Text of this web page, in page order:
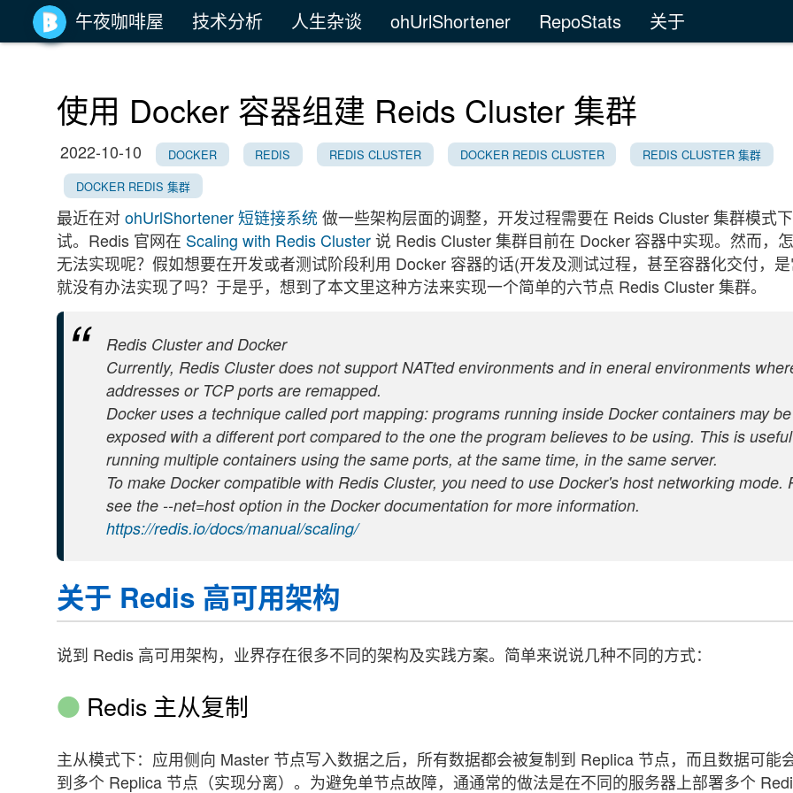
午夜咖啡屋 技术分析 人生杂谈 ohUrlShortener RepoStats 关于
使用 Docker 容器组建 Reids Cluster 集群
2022-10-10 DOCKER REDIS REDIS CLUSTER DOCKER REDIS CLUSTER
REDIS CLUSTER 集群
DOCKER REDIS 集群
最近在对ohUrlShortener 短链接系统做一些架构层面的调整，开发过程需要在 Reids Cluster 集群模式
试。Redis 官网在 Scaling with Redis Cluster说 Redis Cluster 集群目前在 Docker 容器中实现。然而，
无法实现呢？假如想要在开发或者测试阶段利用 Docker 容器的话(开发及测试过程，甚至容器化交付，
就没有办法实现了吗？于是乎，想到了本文里这种方法来实现一个简单的六节点 Redis Cluster 集群。
Redis Cluster and Docker
Currently, Redis Cluster does not support NATted environments and in eneral environments
addresses or TCP ports are remapped.
Docker uses a technique called port mapping: programs running inside Docker containers may be
exposed with a different port compared to the one the program believes to be using. This is
running multiple containers using the same ports, at the same time, in the same server.
To make Docker compatible with Redis Cluster, you need to use Docker's host networking mode.
see the --net=host option in the Docker documentation for more information.
https://redis.io/docs/manual/scaling/
关于 Redis 高可用架构
说到 Redis 高可用架构，业界存在很多不同的架构及实践方案。简单来说说几种不同的方式：
Redis 主从复制
主从模式下：应用侧向 Master 节点写入数据之后，所有数据都会被复制到 Replica 节点，而且数据可能
到多个 Replica 节点（实现分离）。为避免单节点故障，通通常的做法是在不同的服务器上部署多个